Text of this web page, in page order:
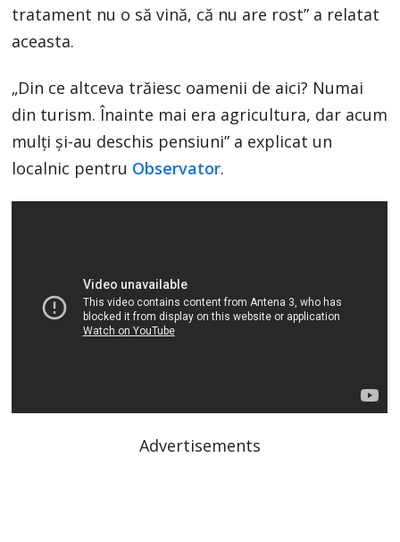
tratament nu o să vină, că nu are rost” a relatat
aceasta.
„Din ce altceva trăiesc oamenii de aici? Numai
din turism. Înainte mai era agricultura, dar acum
mulţi şi-au deschis pensiuni” a explicat un
localnic pentru Observator.
Advertisements